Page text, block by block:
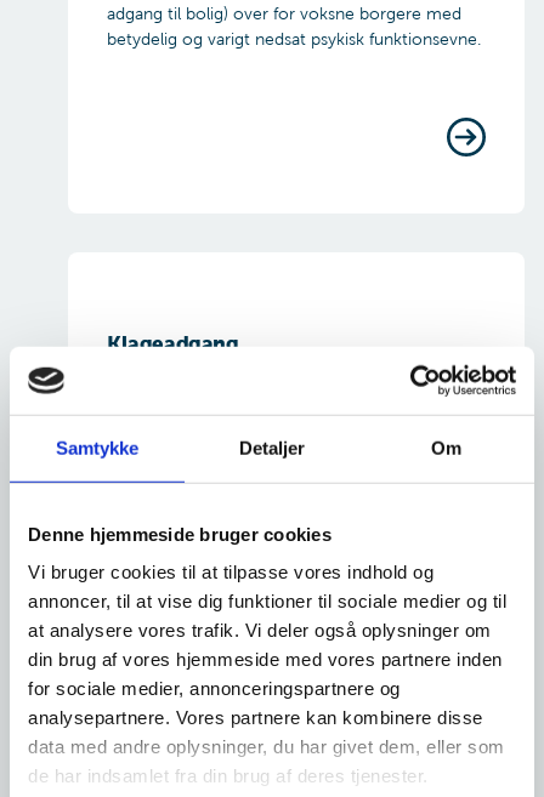
Samtykke Detaljer Om
Denne hjemmeside bruger cookies
Vi bruger cookies til at tilpasse vores indhold og
annoncer, til at vise dig funktioner til sociale medier og til
at analysere vores trafik. Vi deler også oplysninger om
din brug af vores hjemmeside med vores partnere inden
for sociale medier, annonceringspartnere og
analysepartnere. Vores partnere kan kombinere disse
data med andre oplysninger, du har givet dem, eller som
de har indsamlet fra din brug af deres tjenester.
adgang til bolig) over for voksne borgere med
betydelig og varigt nedsat psykisk funktionsevne.
Klageadgang
Der kan klages over en afgørelse fra Det
sendes til Ankestyrelsen inden fire uger fra
modtagelsen af afgørelsen.
De tre typer magtanvendelse